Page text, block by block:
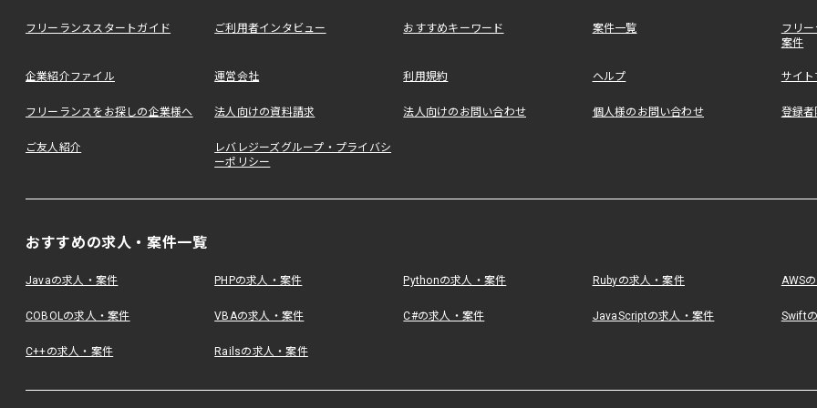
フリーランススタートガイド ご利用者インタビュー おすすめキーワード 案件一覧
フリ
案件
企業紹介ファイル 運営会社 利用規約 ヘルプ サイ
フリーランスをお探しの企業様へ 法人向けの資料請求 法人向けのお問い合わせ 個人様のお問い合わせ 登録者
ご友人紹介
レバレジーズグループ・プライバシ
ーポリシー
おすすめの求人・案件一覧
Javaの求人・案件 PHPの求人・案件 Pythonの求人・案件 Rubyの求人・案件 AWS
COBOLの求人・案件 VBAの求人・案件 C#の求人・案件 JavaScriptの求人・案件 Swift
C++の求人・案件 Railsの求人・案件